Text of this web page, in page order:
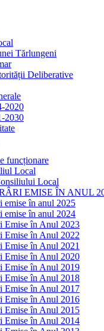
Tărlungeni
Deliberative
2020
2030
funcționare
Local
Local
EMISE ÎN ANUL
emise în anul 2025
emise în anul 2024
Emise în Anul 2023
Emise în Anul 2022
Emise în Anul 2021
Emise în Anul 2020
Emise în Anul 2019
Emise în Anul 2018
Emise în Anul 2017
Emise în Anul 2016
Emise în Anul 2015
Emise în Anul 2014